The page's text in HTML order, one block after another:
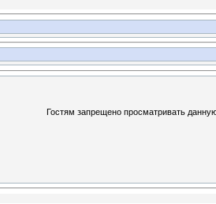
Гостям запрещено просматривать